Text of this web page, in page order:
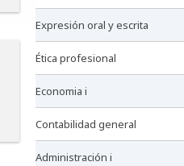
expresión oral y escrita
ética profesional
economia i
contabilidad general
administración i